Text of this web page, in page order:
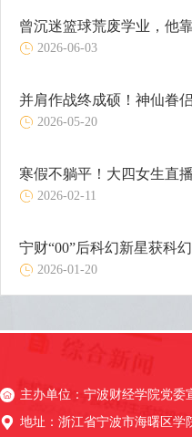
曾沉迷篮球荒废学业，他
2026-06-03
并肩作战终成硕！神仙眷
2026-05-20
寒假不躺平！大四女生直
2026-02-11
宁财“00”后科幻新星获科
2026-01-20
主办单位：宁波财经学院党委
地址：浙江省宁波市海曙区